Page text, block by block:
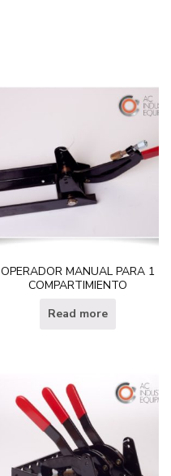
OPERADOR MANUAL PARA 1
COMPARTIMIENTO
Read more